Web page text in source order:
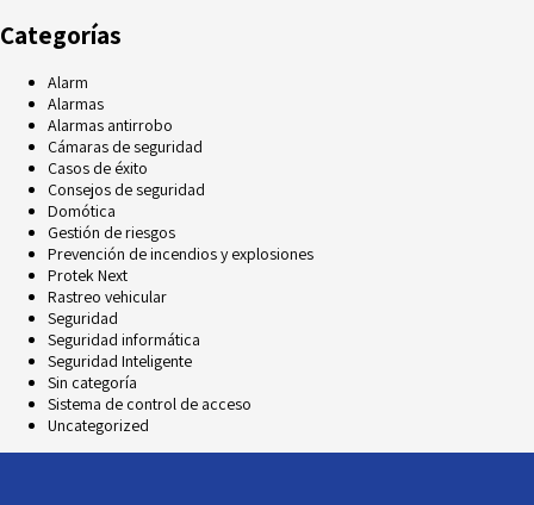
Categorías
Alarm
Alarmas
Alarmas antirrobo
Cámaras de seguridad
Casos de éxito
Consejos de seguridad
Domótica
Gestión de riesgos
Prevención de incendios y explosiones
Protek Next
Rastreo vehicular
Seguridad
Seguridad informática
Seguridad Inteligente
Sin categoría
Sistema de control de acceso
Uncategorized